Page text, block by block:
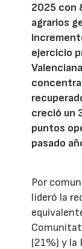
2025 con
agrarios
ejercicio
creció un
puntos
pasado
Por
lideró la
(21%) y la